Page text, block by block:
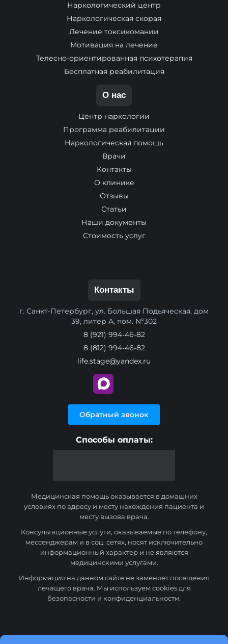
Наркологический центр
Наркологическая скорая
Лечение токсикомании
Мотивация на лечение
Телесно-ориентированная психотерапия
Бесплатная реабилитация
О нас
Центр наркологии
Программа реабилитации
Наркологическая помощь
Врачи
Контакты
О клинике
Отзывы
Статьи
Наши документы
Стоимость услуг
Контакты
г. Санкт-Петербург, ул. Большая Подьяческая, дом
39, литер А, пом. Nº302
8 (921) 994-46-82
8 (812) 994-46-82
life.stage@yandex.ru
Обратный звонок
Способы оплаты:
Медицинская помощь оказывается в домашних
условиях по адресу и месту нахождения пациента и
месту вызова врача.
Консультационные услуги, оказываемые по телефону,
мессенджерам и в соц. сетях, носят исключительно
информационный характер и не являются
медицинскими услугами.
Информация на данном сайте не заменяет посещения
лечащего врача. Мы используем cookies для
безопасности и конфиденциальности.